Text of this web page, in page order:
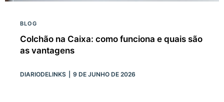
BLOG
Colchão na Caixa: como funciona e quais são
as vantagens
DIARIODELINKS 9 DE JUNHO DE 2026